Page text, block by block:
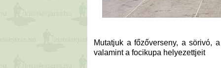
Mutatjuk a főzőverseny, a sörivó,
valamint a focikupa helyezettjeit